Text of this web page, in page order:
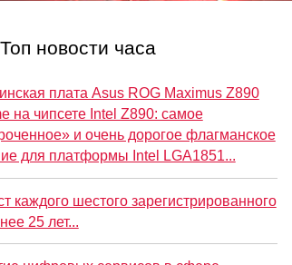
Топ новости часа
плата Asus ROG Maximus Z890
на чипсете Intel Z890: самое
и очень дорогое флагманское
для платформы Intel LGA1851...
каждого шестого зарегистрированного
25 лет...